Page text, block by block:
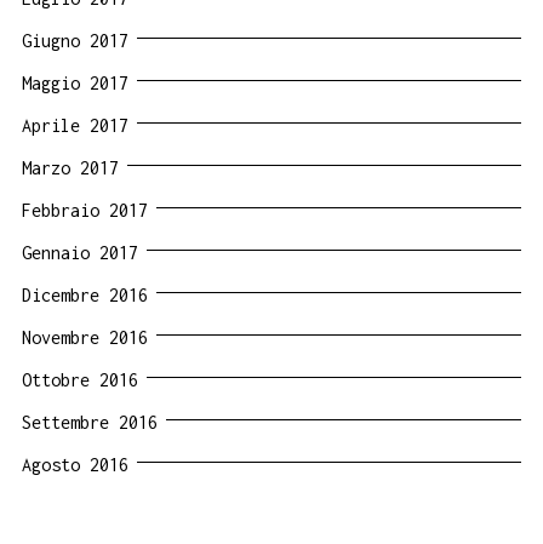
Giugno 2017
Maggio 2017
Aprile 2017
Marzo 2017
Febbraio 2017
Gennaio 2017
Dicembre 2016
Novembre 2016
Ottobre 2016
Settembre 2016
Agosto 2016